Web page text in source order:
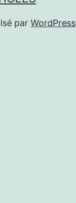
par WordPress